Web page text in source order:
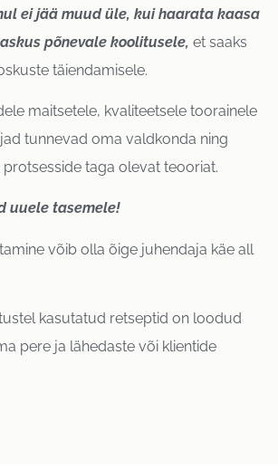
ei jää muud üle, kui haarata kaasa
põnevale koolitusele, et saaks
täiendamisele.
maitsetele, kvaliteetsele toorainele
tunnevad oma valdkonda ning
taga olevat teooriat.
uuele tasemele!
võib olla õige juhendaja käe all
kasutatud retseptid on loodud
pere ja lähedaste või klientide